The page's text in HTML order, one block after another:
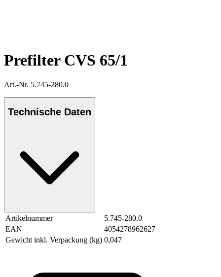
Prefilter CVS 65/1
Art.-Nr. 5.745-280.0
Technische Daten
Artikelnummer
5.745-280.0
EAN
4054278962627
Gewicht inkl. Verpackung (kg) 0,047